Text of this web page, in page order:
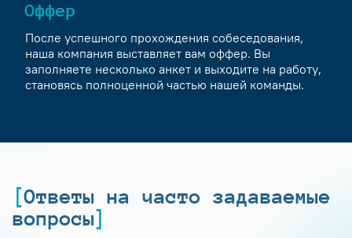
Оффер
После успешного прохождения собеседования,
наша компания выставляет вам оффер. Вы
заполняете несколько анкет и выходите на работу,
становясь полноценной частью нашей команды.
Ответы на часто задаваемые
вопросы